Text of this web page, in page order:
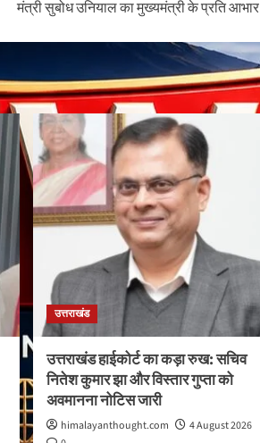
मंत्री सुबोध उनियाल का मुख्यमंत्री के प्रति आभार
उत्तराखंड
उत्तराखंड हाईकोर्ट का कड़ा रुख: सचिव
नितेश कुमार झा और विस्तार गुप्ता को
अवमानना नोटिस जारी
himalayanthought.com
4 August 2026